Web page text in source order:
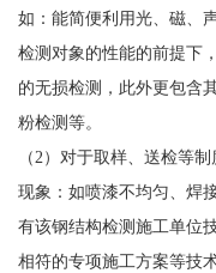
如：能简便利用光、磁、
检测对象的性能的前提下
的无损检测，此外更包含
粉检测等。
（2）对于取样、送检等
现象：如喷漆不均匀、焊
有该钢结构检测施工单位
相符的专项施工方案等技